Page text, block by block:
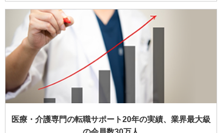
医療・介護専門の転職サポート20年の実績、業界最大級